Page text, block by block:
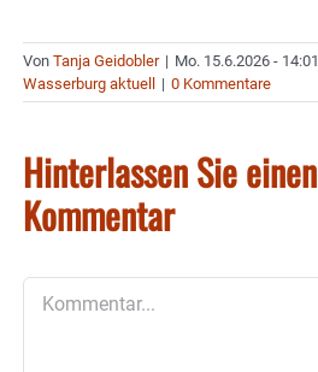
Von Tanja Geidobler | Mo. 15.6.2026 - 14:01
Wasserburg aktuell
| 0 Kommentare
Hinterlassen Sie einen
Kommentar